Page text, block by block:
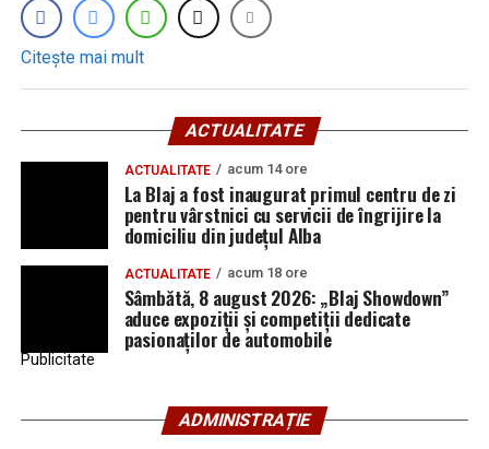
Citește mai mult
ACTUALITATE
ACTUALITATE acum 14 ore
La Blaj a fost inaugurat primul centru de zi
pentru vârstnici cu servicii de îngrijire la
domiciliu din județul Alba
ACTUALITATE acum 18 ore
Sâmbătă, 8 august 2026: „Blaj Showdown”
aduce expoziții și competiții dedicate
pasionaților de automobile
Publicitate
ADMINISTRAȚIE